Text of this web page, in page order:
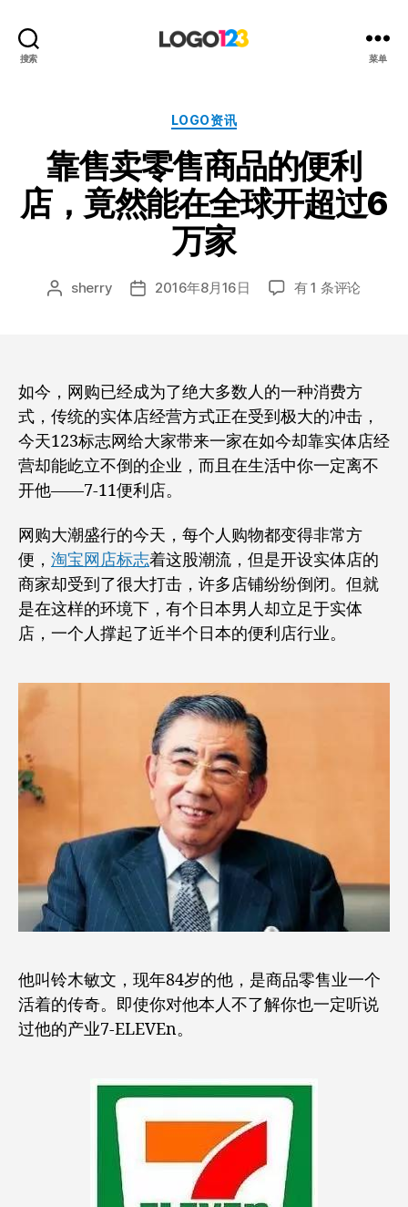
搜索
设
计
博
客
菜单
分
LOGO资讯
靠售卖零售商品的便利
店，竟然能在全球开超过6
万家
文 sherry
发 2016年8月16日
靠
商
品
的
便
利
然
能
在
全
球
开
超
6
有 1 条评论
如今，网购已经成为了绝大多数人的一种消费方
式，传统的实体店经营方式正在受到极大的冲击，
今天123标志网给大家带来一家在如今却靠实体店经
营却能屹立不倒的企业，而且在生活中你一定离不
开他——7-11便利店。
网购大潮盛行的今天，每个人购物都变得非常方
便， 淘宝网店标志着这股潮流，但是开设实体店的
商家却受到了很大打击，许多店铺纷纷倒闭。但就
是在这样的环境下，有个日本男人却立足于实体
店，一个人撑起了近半个日本的便利店行业。
他叫铃木敏文，现年84岁的他，是商品零售业一个
活着的传奇。即使你对他本人不了解你也一定听说
过他的产业7-ELEVEn。